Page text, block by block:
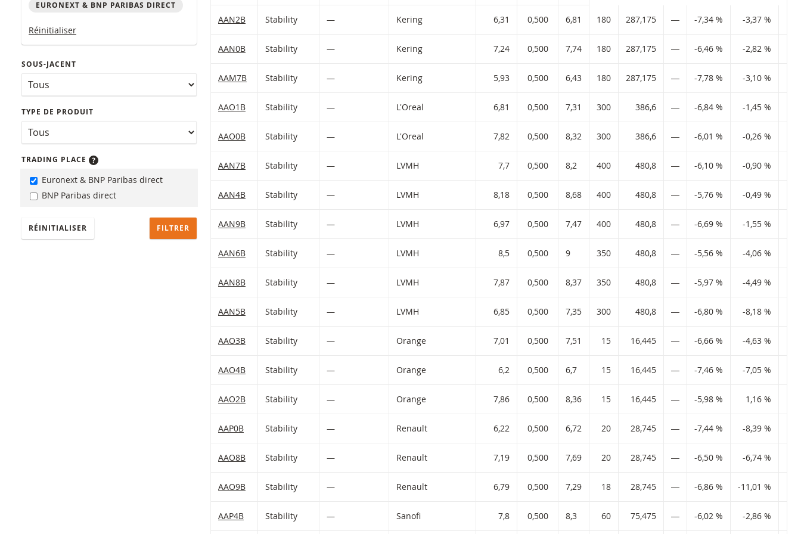
EURONEXT & BNP PARIBAS DIRECT
Réinitialiser
SOUS-JACENT
TYPE DE PRODUIT
TRADING PLACE
Euronext & BNP Paribas direct
BNP Paribas direct
RÉINITIALISER
AAN2B Stability — Kering 6,31 0,500 6,81 180 287,175 ― -7,34 % -3,37 %
AAN0B Stability — Kering 7,24 0,500 7,74 180 287,175 ― -6,46 % -2,82 %
AAM7B Stability — Kering 5,93 0,500 6,43 180 287,175 ― -7,78 % -3,10 %
AAO1B Stability — L'Oreal 6,81 0,500 7,31 300 386,6 ― -6,84 % -1,45 %
AAO0B Stability — L'Oreal 7,82 0,500 8,32 300 386,6 ― -6,01 % -0,26 %
AAN7B Stability — LVMH 7,7 0,500 8,2 400 480,8 ― -6,10 % -0,90 %
AAN4B Stability — LVMH 8,18 0,500 8,68 400 480,8 ― -5,76 % -0,49 %
AAN9B Stability — LVMH 6,97 0,500 7,47 400 480,8 ― -6,69 % -1,55 %
AAN6B Stability — LVMH 8,5 0,500 9 350 480,8 ― -5,56 % -4,06 %
AAN8B Stability — LVMH 7,87 0,500 8,37 350 480,8 ― -5,97 % -4,49 %
AAN5B Stability — LVMH 6,85 0,500 7,35 300 480,8 ― -6,80 % -8,18 %
AAO3B Stability — Orange 7,01 0,500 7,51 15 16,445 ― -6,66 % -4,63 %
AAO4B Stability — Orange 6,2 0,500 6,7 15 16,445 ― -7,46 % -7,05 %
AAO2B Stability — Orange 7,86 0,500 8,36 15 16,445 ― -5,98 % 1,16 %
AAP0B Stability — Renault 6,22 0,500 6,72 20 28,745 ― -7,44 % -8,39 %
AAO8B Stability — Renault 7,19 0,500 7,69 20 28,745 ― -6,50 % -6,74 %
AAO9B Stability — Renault 6,79 0,500 7,29 18 28,745 ― -6,86 % -11,01 %
AAP4B Stability — Sanofi 7,8 0,500 8,3 60 75,475 ― -6,02 % -2,86 %